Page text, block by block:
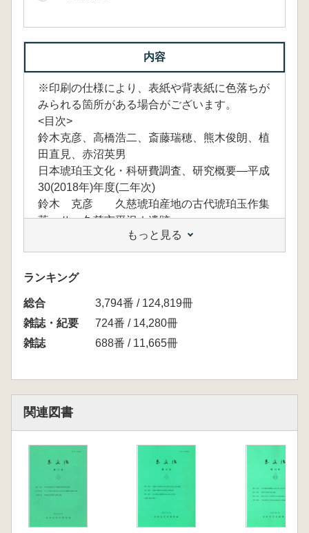
内容
※印刷の仕様により、表紙や背表紙に色落ちが
みられる箇所がある場合がございます。
<目次>
鈴木克彦、高橋浩二、斎藤瑞穂、熊木俊朗、植
田直見、赤沼英男
日本琥珀玉文化・科研費調査、研究概要―平成
30(2018年)年度(二年次)
鈴木 克彦 久慈琥珀産地の古代琥珀玉作集
落・Ⅱ―久慈市平沢Ⅰ遺跡
山田 勝彦 千葉県銚子市で産出する琥珀―
色と形
鈴木 克彦 九年橋遺跡の九年橋形式(資料
篇)
白井久美子 琥珀の枕
鈴木 克彦 特別史跡の憂鬱
もっと見る
ランキング
総合
3,794番 / 124,819冊
雑誌・紀要
724番 / 14,280冊
雑誌
688番 / 11,665冊
関連図書